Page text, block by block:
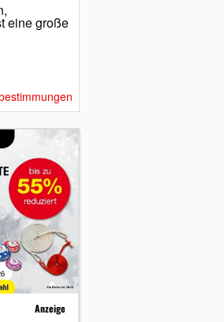
eine große
Anzeige